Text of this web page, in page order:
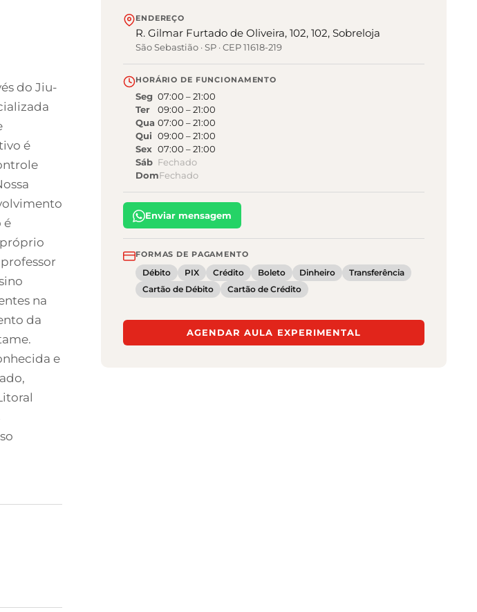
do Jiu-
é
é
na
da
e
ENDEREÇO
R. Gilmar Furtado de Oliveira, 102, 102, Sobreloja
São Sebastião ·SP · CEP 11618-219
HORÁRIO DE FUNCIONAMENTO
Seg 07:00 –21:00
Ter
09:00 –21:00
Qua 07:00 –21:00
Qui 09:00 –21:00
Sex 07:00 –21:00
Sáb Fechado
DomFechado
Enviar mensagem
FORMAS DE PAGAMENTO
Débito PIX Crédito Boleto Dinheiro
Transferência
Cartão de Débito
Cartão de Crédito
AGENDAR AULA EXPERIMENTAL